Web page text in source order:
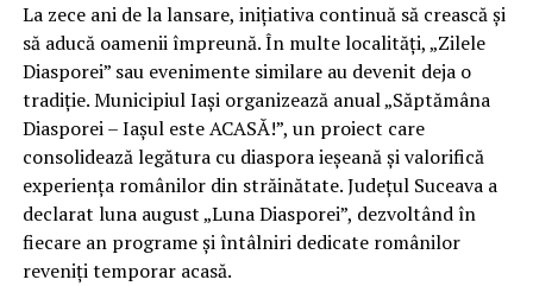
La zece ani de la lansare, inițiativa continuă să crească și
să aducă oamenii împreună. În multe localități, „Zilele
Diasporei” sau evenimente similare au devenit deja o
tradiție. Municipiul Iași organizează anual „Săptămâna
Diasporei – Iașul este ACASĂ!”, un proiect care
consolidează legătura cu diaspora ieșeană și valorifică
experiența românilor din străinătate. Județul Suceava a
declarat luna august „Luna Diasporei”, dezvoltând în
fiecare an programe și întâlniri dedicate românilor
reveniți temporar acasă.